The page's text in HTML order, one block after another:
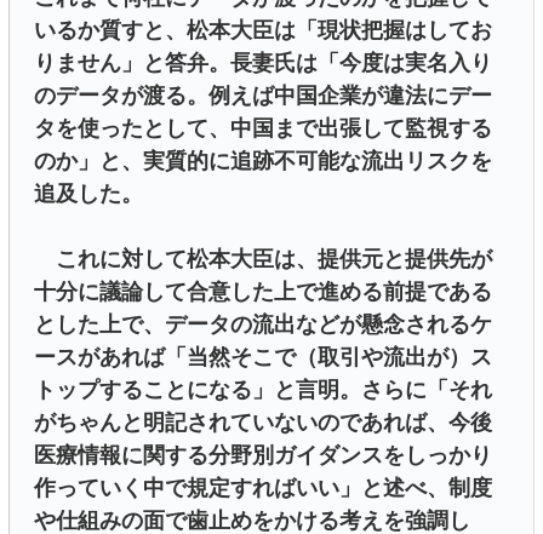
いるか質すと、松本大臣は「現状把握はしてお
りません」と答弁。長妻氏は「今度は実名入り
のデータが渡る。例えば中国企業が違法にデー
タを使ったとして、中国まで出張して監視する
のか」と、実質的に追跡不可能な流出リスクを
追及した。
これに対して松本大臣は、提供元と提供先が
十分に議論して合意した上で進める前提である
とした上で、データの流出などが懸念されるケ
ースがあれば「当然そこで（取引や流出が）ス
トップすることになる」と言明。さらに「それ
がちゃんと明記されていないのであれば、今後
医療情報に関する分野別ガイダンスをしっかり
作っていく中で規定すればいい」と述べ、制度
や仕組みの面で歯止めをかける考えを強調し